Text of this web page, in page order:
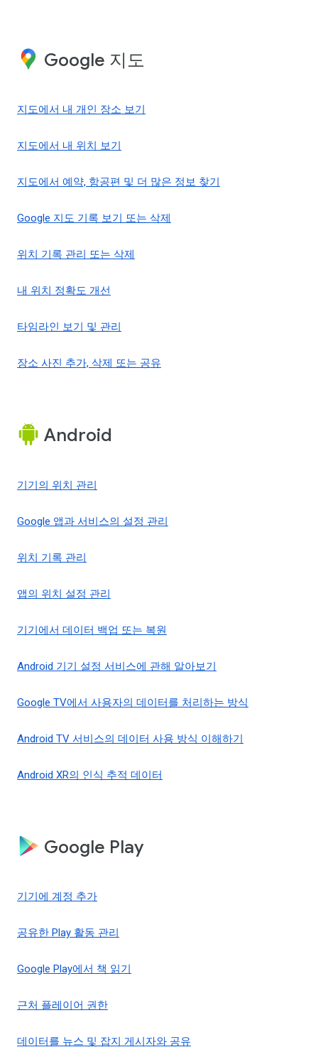
Google 지도
지도에서 내 개인 장소 보기
지도에서 내 위치 보기
지도에서 예약, 항공편 및 더 많은 정보 찾기
Google 지도 기록 보기 또는 삭제
위치 기록 관리 또는 삭제
내 위치 정확도 개선
타임라인 보기 및 관리
장소 사진 추가, 삭제 또는 공유
Android
기기의 위치 관리
Google 앱과 서비스의 설정 관리
위치 기록 관리
앱의 위치 설정 관리
기기에서 데이터 백업 또는 복원
Android 기기 설정 서비스에 관해 알아보기
Google TV에서 사용자의 데이터를 처리하는 방식
Android TV 서비스의 데이터 사용 방식 이해하기
Android XR의 인식 추적 데이터
Google Play
기기에 계정 추가
공유한 Play 활동 관리
Google Play에서 책 읽기
근처 플레이어 권한
데이터를 뉴스 및 잡지 게시자와 공유